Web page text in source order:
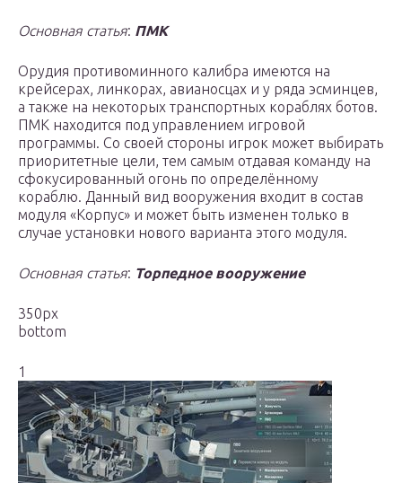
Основная статья: ПМК
Орудия противоминного калибра имеются на
крейсерах, линкорах, авианосцах и у ряда эсминцев,
а также на некоторых транспортных кораблях ботов.
ПМК находится под управлением игровой
программы. Со своей стороны игрок может выбирать
приоритетные цели, тем самым отдавая команду на
сфокусированный огонь по определённому
кораблю. Данный вид вооружения входит в состав
модуля «Корпус» и может быть изменен только в
случае установки нового варианта этого модуля.
Основная статья: Торпедное вооружение
350px
bottom
1